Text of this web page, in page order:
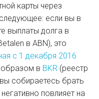
карты через
если вы в
выплаты долга в
в ABN), это
с 1 декабря 2016
в BKR (реестр
собираетесь брать
повлияет на